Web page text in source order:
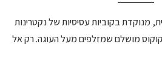
מנוקדת בקוביות עסיסיות של נקטרינות
מושלם שמזלפים מעל העוגה. רק אל